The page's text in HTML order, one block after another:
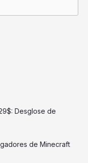
Desglose de
de Minecraft